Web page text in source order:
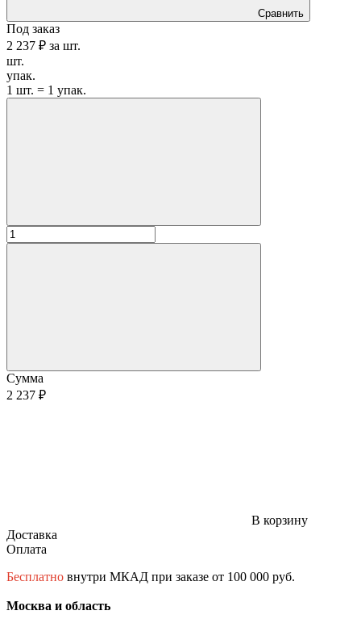
Сравнить
Под заказ
2 237 ₽ за шт.
шт.
упак.
1 шт. = 1 упак.
Сумма
2 237 ₽
В корзину
Доставка
Оплата
Бесплатно внутри МКАД при заказе от 100 000 руб.
Москва и область